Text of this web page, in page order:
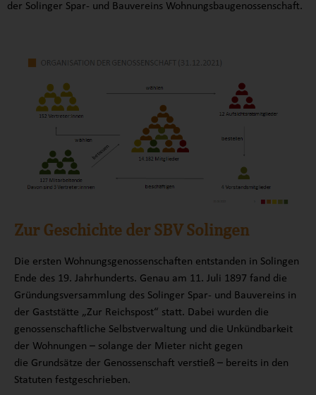
der Solinger Spar- und Bauvereins Wohnungsbaugenossenschaft.
Zur Geschichte der SBV Solingen
Die ersten Wohnungsgenossenschaften entstanden in Solingen
Ende des 19. Jahrhunderts. Genau am 11. Juli 1897 fand die
Gründungsversammlung des Solinger Spar- und Bauvereins in
der Gaststätte „Zur Reichspost“ statt. Dabei wurden die
genossenschaftliche Selbstverwaltung und die Unkündbarkeit
der Wohnungen – solange der Mieter nicht gegen
die Grundsätze der Genossenschaft verstieß – bereits in den
Statuten festgeschrieben.